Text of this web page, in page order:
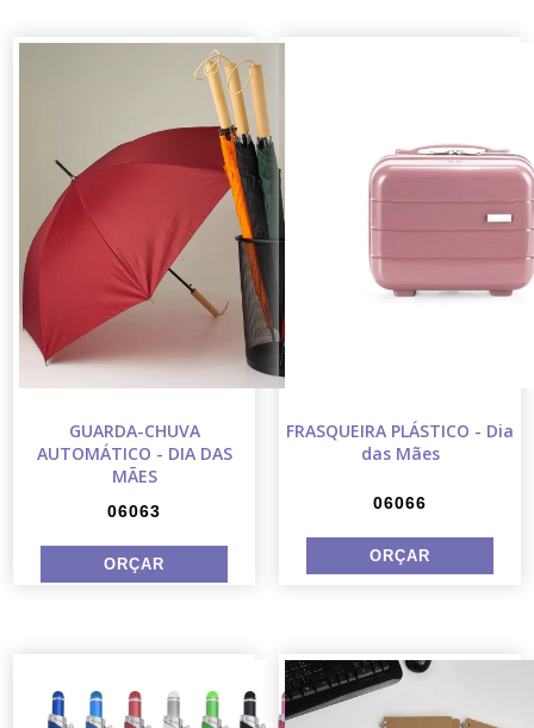
GUARDA-CHUVA
AUTOMÁTICO - DIA DAS
MÃES
06063
FRASQUEIRA PLÁSTICO - Dia
das Mães
06066